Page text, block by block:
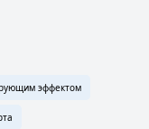
эффектом